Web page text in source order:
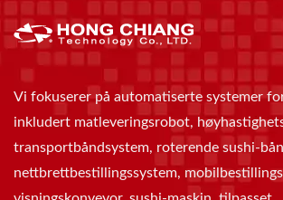
Vi fokuserer på automatiserte systemer
inkludert matleveringsrobot,
transportbåndsystem, roterende sushi-
nettbrettbestillingssystem,